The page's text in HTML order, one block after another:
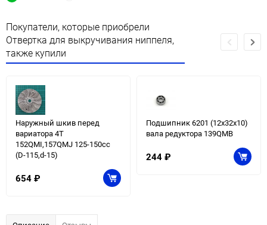
Покупатели, которые приобрели
Отвертка для выкручивания ниппеля,
также купили
Наружный шкив перед
вариатора 4T
152QMI,157QМJ 125-150сс
(D-115,d-15)
654 ₽
Подшипник 6201 (12x32x10)
вала редуктора 139QMB
244 ₽